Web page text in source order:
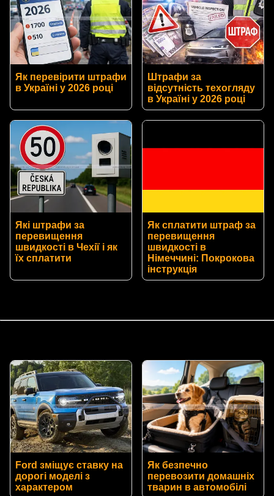
Як перевірити штрафи
в Україні у 2026 році
Штрафи за
відсутність техогляду
в Україні у 2026 році
Які штрафи за
перевищення
швидкості в Чехії і як
їх сплатити
Як сплатити штраф за
перевищення
швидкості в
Німеччині: Покрокова
інструкція
Ford зміщує ставку на
дорогі моделі з
характером
Як безпечно
перевозити домашніх
тварин в автомобілі